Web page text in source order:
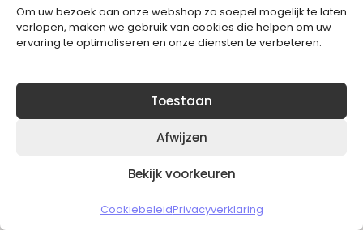
Om uw bezoek aan onze webshop zo soepel mogelijk te laten
verlopen, maken we gebruik van cookies die helpen om uw
ervaring te optimaliseren en onze diensten te verbeteren.
Toestaan
Afwijzen
Bekijk voorkeuren
CookiebeleidPrivacyverklaring
Blijft op de hoogte van het laatste nieuws.